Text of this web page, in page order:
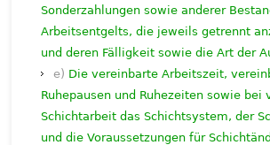
Sonderzahlungen sowie anderer
Arbeitsentgelts, die jeweils getrennt
und deren Fälligkeit sowie die Art der
e) Die vereinbarte Arbeitszeit,
Ruhepausen und Ruhezeiten sowie bei
Schichtarbeit das Schichtsystem, der
und die Voraussetzungen für